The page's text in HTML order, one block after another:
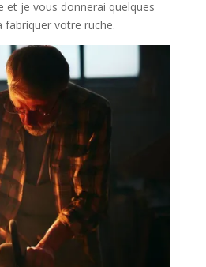
et je vous donnerai quelques
fabriquer votre ruche.